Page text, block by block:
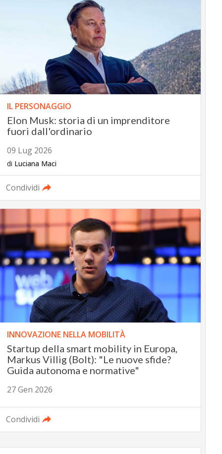
IL PERSONAGGIO
Elon Musk: storia di un imprenditore
fuori dall'ordinario
09 Lug 2026
di Luciana Maci
Condividi
INNOVAZIONE NELLA MOBILITÀ
Startup della smart mobility in Europa,
Markus Villig (Bolt): "Le nuove sfide?
Guida autonoma e normative"
27 Gen 2026
Condividi